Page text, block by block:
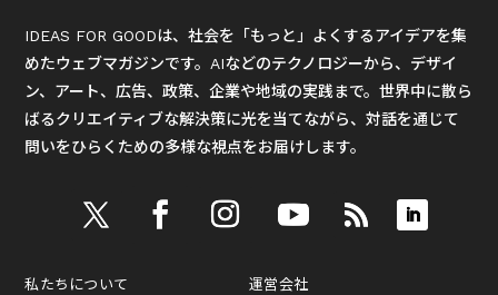
IDEAS FOR GOODは、社会を「もっと」よくするアイデアを集
めたウェブマガジンです。AIなどのテクノロジーから、デザイ
ン、アート、広告、政策、企業や地域の実践まで。世界中に散ら
ばるクリエイティブな解決策に光を当てながら、対話を通じて
問いをひらくための多様な視点をお届けします。
私たちについて 運営会社